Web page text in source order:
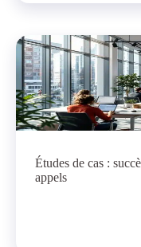
Études de cas :
appels